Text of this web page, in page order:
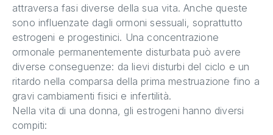
attraversa fasi diverse della sua vita. Anche queste
sono influenzate dagli ormoni sessuali, soprattutto
estrogeni e progestinici. Una concentrazione
ormonale permanentemente disturbata può avere
diverse conseguenze: da lievi disturbi del ciclo e un
ritardo nella comparsa della prima mestruazione fino a
gravi cambiamenti fisici e infertilità.
Nella vita di una donna, gli estrogeni hanno diversi
compiti: